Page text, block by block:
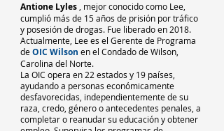
Antione Lyles , mejor conocido como Lee,
cumplió más de 15 años de prisión por tráfico
y posesión de drogas. Fue liberado en 2018.
Actualmente, Lee es el Gerente de Programa
deOIC Wilson en el Condado de Wilson,
Carolina del Norte.
La OIC opera en 22 estados y 19 países,
ayudando a personas económicamente
desfavorecidas, independientemente de su
raza, credo, género o antecedentes penales, a
completar o reanudar su educación y obtener